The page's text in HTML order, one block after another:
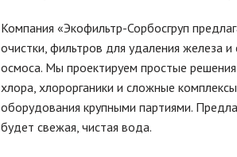
Компания «Экофильтр-Сорбосгруп
очистки, фильтров для удаления железа
осмоса. Мы проектируем простые
хлора, хлорорганики и сложные
оборудования крупными партиями.
будет свежая, чистая вода.